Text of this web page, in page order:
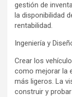
gestión de
la disponibilidad
rentabilidad.
Ingeniería y
Crear los
como mejorar la
más ligeros. La
construir y